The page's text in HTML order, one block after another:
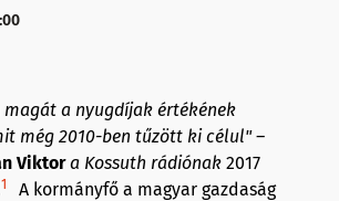
a nyugdíjak értékének
még 2010-ben tűzött ki célul" –
Viktor a Kossuth rádiónak 2017
1
A kormányfő a magyar gazdaság